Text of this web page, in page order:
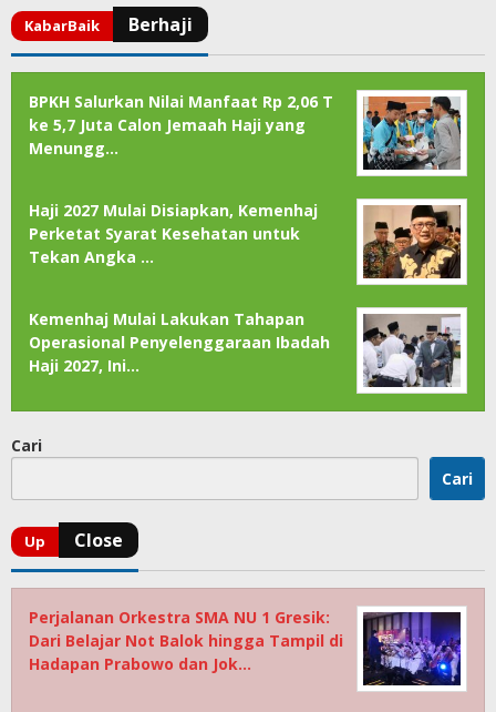
BPKH Salurkan Nilai Manfaat Rp 2,06 T
ke 5,7 Juta Calon Jemaah Haji yang
Menungg…
Haji 2027 Mulai Disiapkan, Kemenhaj
Perketat Syarat Kesehatan untuk
Tekan Angka …
Kemenhaj Mulai Lakukan Tahapan
Operasional Penyelenggaraan Ibadah
Haji 2027, Ini…
Cari
Cari
Perjalanan Orkestra SMA NU 1 Gresik:
Dari Belajar Not Balok hingga Tampil di
Hadapan Prabowo dan Jok…